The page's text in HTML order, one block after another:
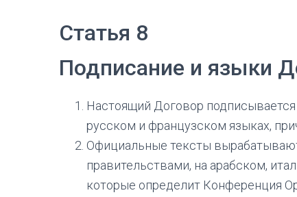
Статья 8
Подписание и языки
Настоящий Договор
русском и французском языках,
Официальные тексты
правительствами, на арабском,
которые определит Конференция